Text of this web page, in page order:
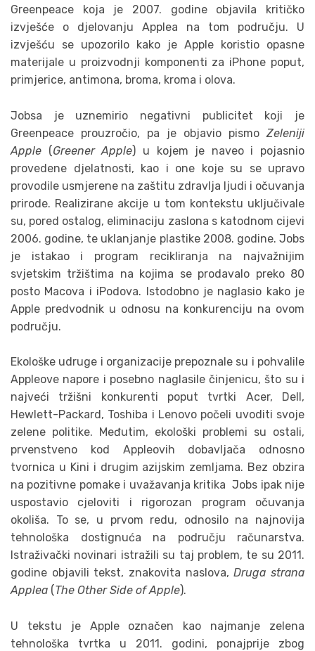
Greenpeace koja je 2007. godine objavila kritičko
izvješće o djelovanju Applea na tom području. U
izvješću se upozorilo kako je Apple koristio opasne
materijale u proizvodnji komponenti za iPhone poput,
primjerice, antimona, broma, kroma i olova.
Jobsa je uznemirio negativni publicitet koji je
Greenpeace prouzročio, pa je objavio pismo Zeleniji
Apple (Greener Apple) u kojem je naveo i pojasnio
provedene djelatnosti, kao i one koje su se upravo
provodile usmjerene na zaštitu zdravlja ljudi i očuvanja
prirode. Realizirane akcije u tom kontekstu uključivale
su, pored ostalog, eliminaciju zaslona s katodnom cijevi
2006. godine, te uklanjanje plastike 2008. godine. Jobs
je istakao i program recikliranja na najvažnijim
svjetskim tržištima na kojima se prodavalo preko 80
posto Macova i iPodova. Istodobno je naglasio kako je
Apple predvodnik u odnosu na konkurenciju na ovom
području.
Ekološke udruge i organizacije prepoznale su i pohvalile
Appleove napore i posebno naglasile činjenicu, što su i
najveći tržišni konkurenti poput tvrtki Acer, Dell,
Hewlett-Packard, Toshiba i Lenovo počeli uvoditi svoje
zelene politike. Međutim, ekološki problemi su ostali,
prvenstveno kod Appleovih dobavljača odnosno
tvornica u Kini i drugim azijskim zemljama. Bez obzira
na pozitivne pomake i uvažavanja kritika Jobs ipak nije
uspostavio cjeloviti i rigorozan program očuvanja
okoliša. To se, u prvom redu, odnosilo na najnovija
tehnološka dostignuća na području računarstva.
Istraživački novinari istražili su taj problem, te su 2011.
godine objavili tekst, znakovita naslova,Druga strana
Applea (The Other Side of Apple).
U tekstu je Apple označen kao najmanje zelena
tehnološka tvrtka u 2011. godini, ponajprije zbog